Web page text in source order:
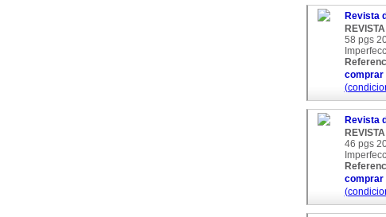
Revista
REVISTA
58 pgs
comprar
Revista
REVISTA
46 pgs
comprar